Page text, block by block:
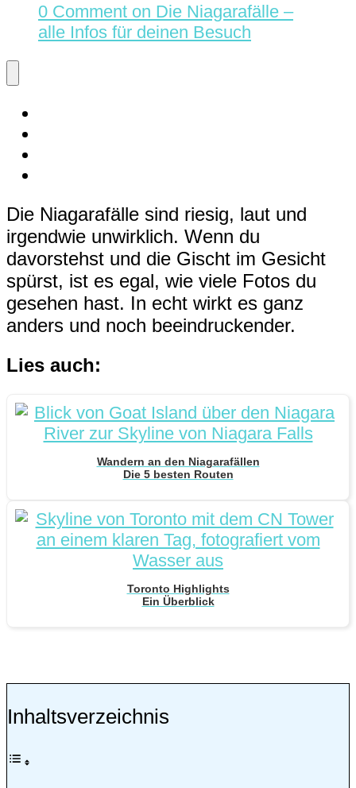
0 Comment on Die Niagarafälle –
alle Infos für deinen Besuch
Die Niagarafälle sind riesig, laut und
irgendwie unwirklich. Wenn du
davorstehst und die Gischt im Gesicht
spürst, ist es egal, wie viele Fotos du
gesehen hast. In echt wirkt es ganz
anders und noch beeindruckender.
Lies auch:
Wandern an den Niagarafällen
Die 5 besten Routen
Toronto Highlights
Ein Überblick
Inhaltsverzeichnis